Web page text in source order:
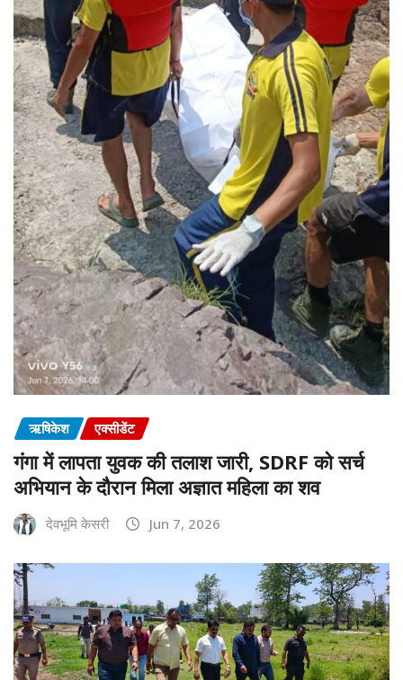
ऋषिकेश एक्सीडेंट
गंगा में लापता युवक की तलाश जारी, SDRF को सर्च
अभियान के दौरान मिला अज्ञात महिला का शव
देवभूमि केसरी Jun 7, 2026